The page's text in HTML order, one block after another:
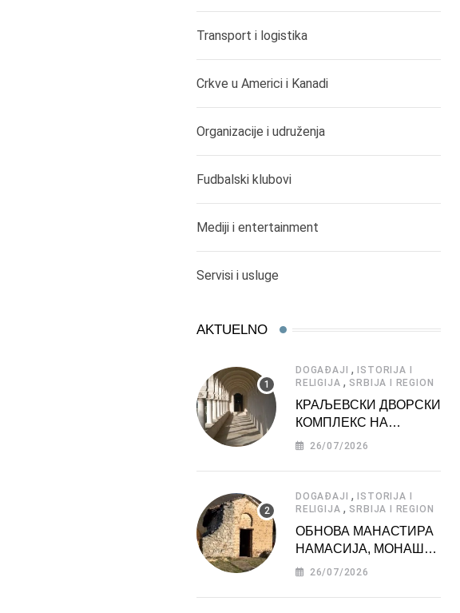
Transport i logistika
Crkve u Americi i Kanadi
Organizacije i udruženja
Fudbalski klubovi
Mediji i entertainment
Servisi i usluge
AKTUELNO
DOGAĐAJI , ISTORIJA I
RELIGIJA , SRBIJA I REGION
КРАЉЕВСКИ ДВОРСКИ
КОМПЛЕКС НА
ДЕДИЊУ –
АТРАКЦИЈА
26/07/2026
DOGAĐAJI , ISTORIJA I
RELIGIJA , SRBIJA I REGION
ОБНОВА МАНАСТИРА
НАМАСИЈА, МОНАШКЕ
ЗАДУЖБИНЕ
26/07/2026